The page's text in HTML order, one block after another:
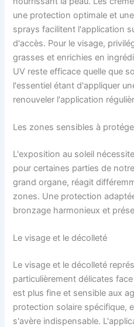
une protection optimale et
sprays facilitent l'application
d'accès. Pour le visage,
grasses et enrichies en
UV reste efficace quelle que
l'essentiel étant d'appliquer
renouveler l'application
Les zones sensibles à
L'exposition au soleil
pour certaines parties de
grand organe, réagit
zones. Une protection
bronzage harmonieux et
Le visage et le décolleté
Le visage et le décolleté
particulièrement délicates
est plus fine et sensible aux
protection solaire spécifique,
s'avère indispensable.